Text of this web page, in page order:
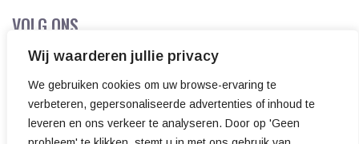
Wij waarderen jullie privacy
We gebruiken cookies om uw browse-ervaring te
verbeteren, gepersonaliseerde advertenties of inhoud te
leveren en ons verkeer te analyseren. Door op 'Geen
VOLG ONS